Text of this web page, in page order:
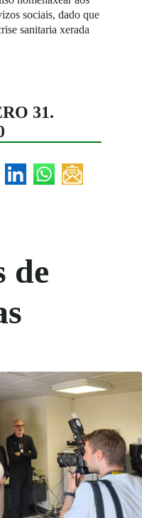
sociais, dado que
sanitaria xerada
31.
de